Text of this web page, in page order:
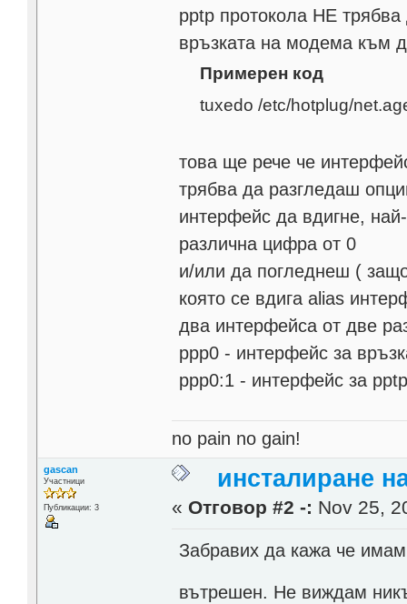
pptp протокола НЕ
връзката на модема към
Примерен код
tuxedo /etc/hotplug/
това ще рече че
трябва да разгледаш
интерфейс да вдигне,
различна цифра от 0
и/или да погледнеш (
която се вдига alias
два интерфейса от две
ppp0 - интерфейс за
ppp0:1 - интерфейс за
no pain no gain!
gascan
Участници
Публикации: 3
инсталиране
« Отговор #2 -: Nov 25,
Забравих да кажа че
вътрешен. Не виждам